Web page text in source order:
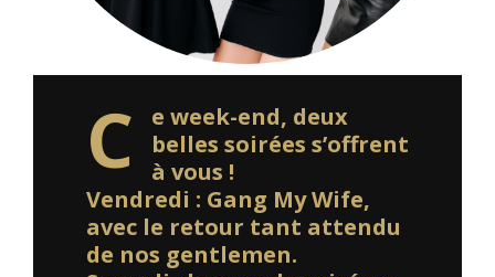
C
e week-end, deux
belles soirées s’offrent
à vous !
Vendredi : Gang My Wife,
avec le retour tant attendu
de nos gentlemen.